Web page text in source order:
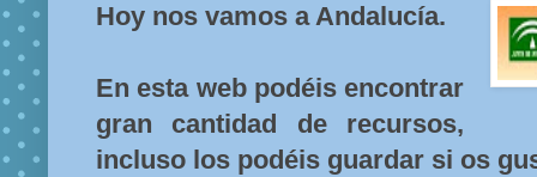
Hoy nos vamos a Andalucía.
En esta web podéis encontrar
gran cantidad de recursos,
incluso los podéis guardar si os